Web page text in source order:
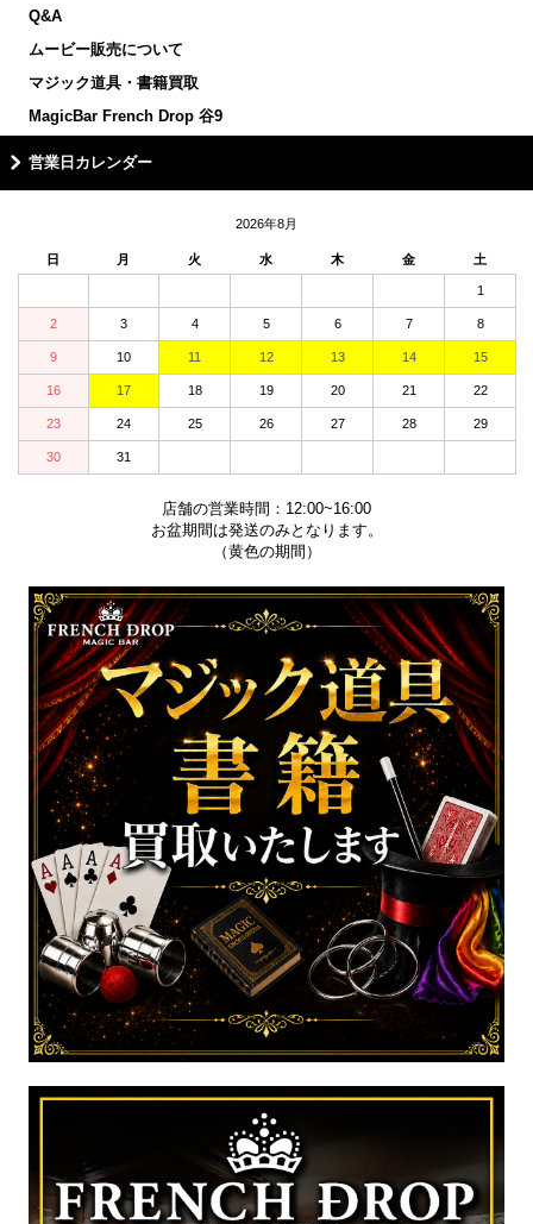
Q&A
ムービー販売について
マジック道具・書籍買取
MagicBar French Drop 谷9
営業日カレンダー
2026年8月
日 月 火 水 木 金 土
1
2 3 4 5 6 7 8
9 10 11 12 13 14 15
16 17 18 19 20 21 22
23 24 25 26 27 28 29
30 31
店舗の営業時間：12:00~16:00
お盆期間は発送のみとなります。
（黄色の期間）